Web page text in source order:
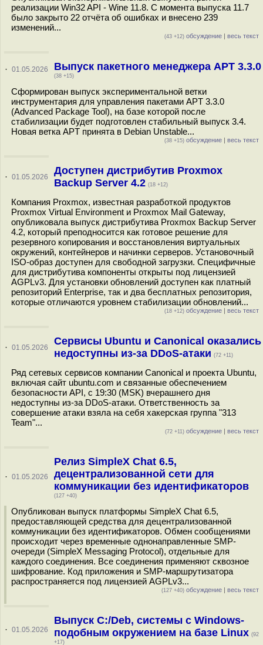
реализации Win32 API - Wine 11.8. С момента выпуска 11.7
было закрыто 22 отчёта об ошибках и внесено 239
изменений...
(43 +12) обсуждение | весь текст
· 01.05.2026 Выпуск пакетного менеджера APT 3.3.0
(38 +15)
Сформирован выпуск экспериментальной ветки
инструментария для управления пакетами APT 3.3.0
(Advanced Package Tool), на базе которой после
стабилизации будет подготовлен стабильный выпуск 3.4.
Новая ветка APT принята в Debian Unstable...
(38 +15) обсуждение | весь текст
· 01.05.2026
Доступен дистрибутив Proxmox
Backup Server 4.2 (18 +12)
Компания Proxmox, известная разработкой продуктов
Proxmox Virtual Environment и Proxmox Mail Gateway,
опубликовала выпуск дистрибутива Proxmox Backup Server
4.2, который преподносится как готовое решение для
резервного копирования и восстановления виртуальных
окружений, контейнеров и начинки серверов. Установочный
ISO-образ доступен для свободной загрузки. Специфичные
для дистрибутива компоненты открыты под лицензией
AGPLv3. Для установки обновлений доступен как платный
репозиторий Enterprise, так и два бесплатных репозитория,
которые отличаются уровнем стабилизации обновлений...
(18 +12) обсуждение | весь текст
· 01.05.2026
Сервисы Ubuntu и Canonical оказались
недоступны из-за DDoS-атаки (72 +11)
Ряд сетевых сервисов компании Canonical и проекта Ubuntu,
включая сайт ubuntu.com и связанные обеспечением
безопасности API, с 19:30 (MSK) вчерашнего дня
недоступны из-за DDoS-атаки. Ответственность за
совершение атаки взяла на себя хакерская группа "313
Team"...
(72 +11) обсуждение | весь текст
· 01.05.2026
Релиз SimpleX Chat 6.5,
децентрализованной сети для
коммуникации без идентификаторов
(127 +40)
Опубликован выпуск платформы SimpleX Chat 6.5,
предоставляющей средства для децентрализованной
коммуникации без идентификаторов. Обмен сообщениями
происходит через временные однонаправленные SMP-
очереди (SimpleX Messaging Protocol), отдельные для
каждого соединения. Все соединения применяют сквозное
шифрование. Код приложения и SMP-маршрутизатора
распространяется под лицензией AGPLv3...
(127 +40) обсуждение | весь текст
· 01.05.2026
Выпуск C:/Deb, системы с Windows-
подобным окружением на базе Linux (92
+17)